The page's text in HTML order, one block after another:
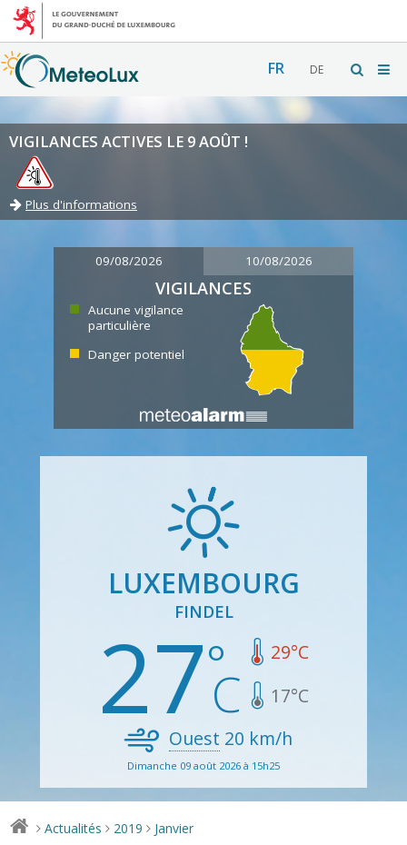
FR DE
VIGILANCES ACTIVES LE 9 AOÛT !
Plus d'informations
09/08/2026 10/08/2026
VIGILANCES
Aucune vigilance
particulière
Danger potentiel
LUXEMBOURG
FINDEL
27 29°C
17°C
Ouest 20 km/h
Dimanche 09 août 2026 à 15h25
> Actualités > 2019 > Janvier